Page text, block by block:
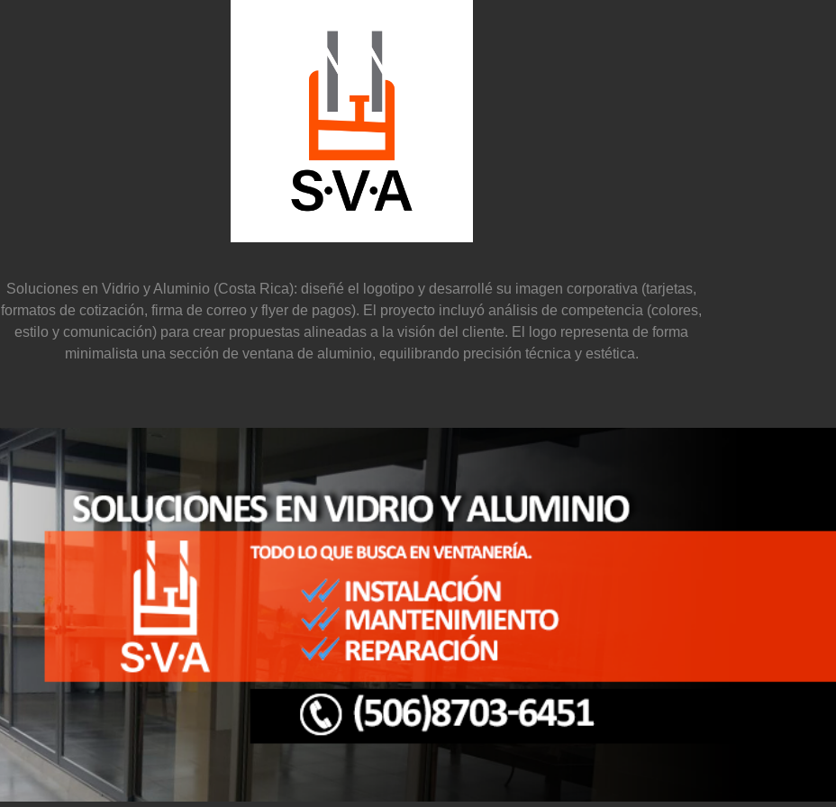
Soluciones en Vidrio y Aluminio (Costa Rica): diseñé el logotipo y desarrollé su imagen corporativa (tarjetas,
formatos de cotización, firma de correo y flyer de pagos). El proyecto incluyó análisis de competencia (colores,
estilo y comunicación) para crear propuestas alineadas a la visión del cliente. El logo representa de forma
minimalista una sección de ventana de aluminio, equilibrando precisión técnica y estética.